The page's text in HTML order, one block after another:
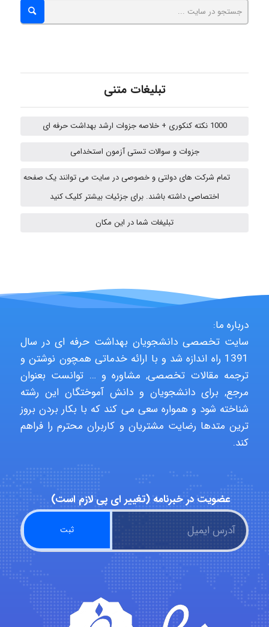
hosein abdolvand
Kati
emami
ehtesham
aghajari vahid
Poubakhtiari
Alirez0990
hosein abdolvand
Kati
تبلیغات متنی
1000 نکته کنکوری + خلاصه جزوات ارشد بهداشت حرفه ای
جزوات و سوالات تستی آزمون استخدامی
تمام شرکت های دولتی و خصوصی در سایت می توانند یک صفحه
اختصاصی داشته باشند. برای جزئیات بیشتر کلیک کنید
تبلیغات شما در این مکان
درباره ما:
سایت تخصصی دانشجویان بهداشت حرفه ای در سال
1391 راه اندازه شد و با ارائه خدماتی همچون نوشتن و
ترجمه مقالات تخصصی, مشاوره و … توانست بعنوان
مرجع, برای دانشجویان و دانش آموختگان این رشته
شناخته شود و همواره سعی می کند که با بکار بردن بروز
ترین متدها رضایت مشتریان و کاربران محترم را فراهم
کند.
عضویت در خبرنامه (تغییر ای پی لازم است)